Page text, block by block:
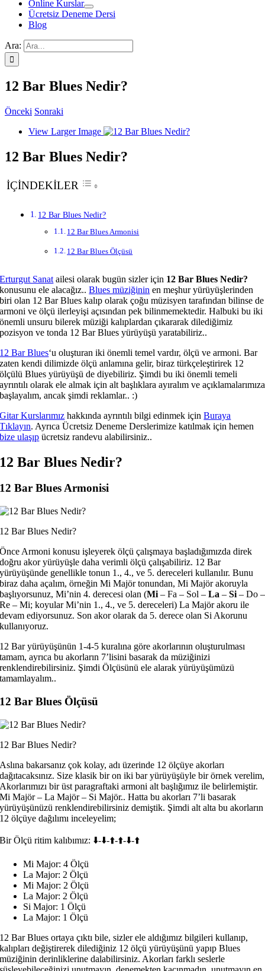
Online Kurslar
Ücretsiz Deneme Dersi
Blog
Ara:
12 Bar Blues Nedir?
Önceki Sonraki
View Larger Image
12 Bar Blues Nedir?
İÇİNDEKİLER
12 Bar Blues Nedir?
12 Bar Blues Armonisi
12 Bar Blues Ölçüsü
Erturgut Sanat ailesi olarak bugün sizler için 12 Bar Blues Nedir?
konusunu ele alacağız..Blues müziğinin en meşhur yürüyüşlerinden
biri olan 12 Bar Blues kalıp olarak çoğu müzisyen tarafından bilinse de
armoni ve ölçü ilerleyişi açısından pek bilinmemektedir. Halbuki bu iki
önemli unsuru bilerek müziği kalıplardan çıkararak dilediğimiz
pozisyon ve tonda 12 Bar Blues yürüyüşü yaratabiliriz..
12 Bar Blues‘u oluşturan iki önemli temel vardır, ölçü ve armoni. Bar
zaten kendi dilimizde ölçü anlamına gelir, biraz türkçeleştirirek 12
ölçülü Blues yürüyüşü de diyebiliriz. Şimdi bu iki önemli temeli
ayrıntılı olarak ele almak için alt başlıklara ayıralım ve açıklamalarımıza
başlayalım, ancak şimdi reklamlar.. :)
Gitar Kurslarımız hakkında ayrıntılı bilgi edinmek içinBuraya
Tıklayın. Ayrıca Ücretsiz Deneme Derslerimize katılmak için hemen
bize ulaşıp ücretsiz randevu alabilirsiniz..
12 Bar Blues Nedir?
12 Bar Blues Armonisi
12 Bar Blues Nedir?
Önce Armoni konusu işleyerek ölçü çalışmaya başladığımızda direk
doğru akor yürüyüşle daha verimli ölçü çalışabiliriz. 12 Bar
yürüyüşünde genellikle tonun 1., 4., ve 5. dereceleri kullanılır. Bunu
biraz daha açalım, örneğin Mi Majör tonundan, Mi Majör akoruyla
başlıyorsunuz, Mi’nin 4. derecesi olan (Mi – Fa – Sol –La –Si – Do –
Re – Mi; koyular Mi’nin 1., 4., ve 5. dereceleri) La Majör akoru ile
devam ediyorsunuz. Son akor olarak da 5. derece olan Si Akorunu
kullanıyoruz.
12 Bar yürüyüşünün 1-4-5 kuralına göre akorlarının oluşturulması
tamam, ayrıca bu akorların 7’lisini basarak da müziğinizi
renklendirebilirsiniz. Şimdi Ölçüsünü ele alarak yürüyüşümüzü
tamamlayalım..
12 Bar Blues Ölçüsü
12 Bar Blues Nedir?
Aslına bakarsanız çok kolay, adı üzerinde 12 ölçüye akorları
dağıtacaksınız. Size klasik bir on iki bar yürüyüşüyle bir örnek verelim,
Akorlarımızı bir üst paragraftaki armoni alt başlığımız ile belirlemiştir.
Mi Majör – La Majör – Si Majör.. Hatta bu akorları 7’li basarak
yürüyüşünüzü renklendirebilirsiniz demiştik. Şimdi alt alta bu akorların
12 ölçüye dağılımı inceleyelim;
Bir Ölçü ritim kalıbımız: ⬇️-⬇️-⬆️-⬆️-⬇️-⬆️
Mi Major: 4 Ölçü
La Major: 2 Ölçü
Mi Major: 2 Ölçü
La Major: 2 Ölçü
Si Major: 1 Ölçü
La Major: 1 Ölçü
12 Bar Blues ortaya çıktı bile, sizler ele aldığımız bilgileri kullanıp,
kalıpları değiştirerek dilediğiniz 12 ölçü yürüyüşünü yapıp Blues
müziğinin derinliklerine dalabilirsiniz. Akorları farklı seslerle